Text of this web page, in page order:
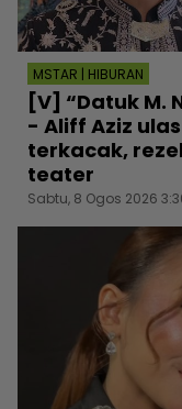
MSTAR | HIBURAN
[V] “Datuk M.
- Aliff Aziz
terkacak,
teater
Sabtu, 8 Ogos 2026